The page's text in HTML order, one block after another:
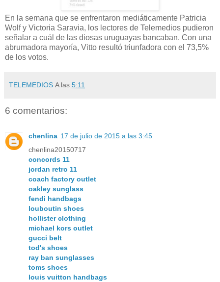
En la semana que se enfrentaron mediáticamente Patricia
Wolf y Victoria Saravia, los lectores de Telemedios pudieron
señalar a cuál de las diosas uruguayas bancaban. Con una
abrumadora mayoría, Vitto resultó triunfadora con el 73,5%
de los votos.
TELEMEDIOS A las 5:11
6 comentarios:
chenlina 17 de julio de 2015 a las 3:45
chenlina20150717
concords 11
jordan retro 11
coach factory outlet
oakley sunglass
fendi handbags
louboutin shoes
hollister clothing
michael kors outlet
gucci belt
tod's shoes
ray ban sunglasses
toms shoes
louis vuitton handbags